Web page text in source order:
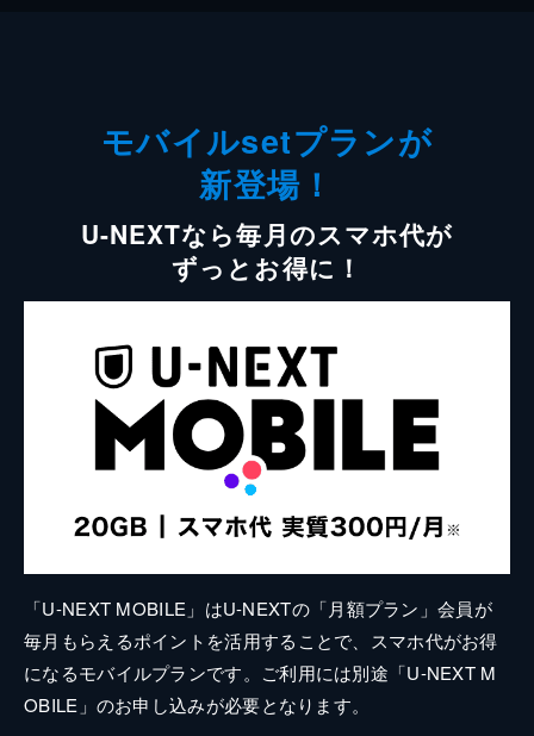
モバイルsetプランが
新登場！
U-NEXTなら毎月のスマホ代が
ずっとお得に！
「U-NEXT MOBILE」はU-NEXTの「月額プラン」会員が
毎月もらえるポイントを活用することで、スマホ代がお得
になるモバイルプランです。ご利用には別途「U-NEXT M
OBILE」のお申し込みが必要となります。